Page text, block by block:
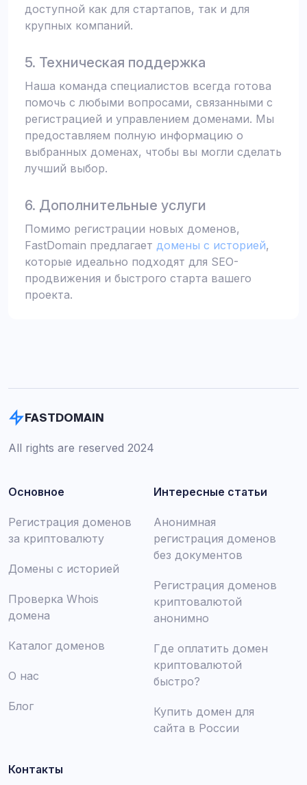
доступной как для стартапов, так и для
крупных компаний.
5. Техническая поддержка
Наша команда специалистов всегда готова
помочь с любыми вопросами, связанными с
регистрацией и управлением доменами. Мы
предоставляем полную информацию о
выбранных доменах, чтобы вы могли сделать
лучший выбор.
6. Дополнительные услуги
Помимо регистрации новых доменов,
FastDomain предлагает домены с историей,
которые идеально подходят для SEO-
продвижения и быстрого старта вашего
проекта.
FASTDOMAIN
All rights are reserved 2024
Основное
Регистрация доменов
за криптовалюту
Домены с историей
Проверка Whois
домена
Каталог доменов
О нас
Блог
Интересные статьи
Анонимная
регистрация доменов
без документов
Регистрация доменов
криптовалютой
анонимно
Где оплатить домен
криптовалютой
быстро?
Купить домен для
сайта в России
Контакты